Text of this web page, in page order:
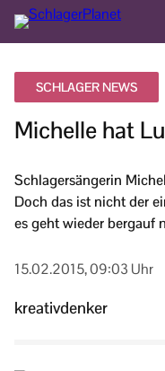
SCHLAGER NEWS
Michelle hat
Schlagersängerin
Doch das ist nicht der
es geht wieder bergauf
15.02.2015, 09:03 Uhr
kreativdenker